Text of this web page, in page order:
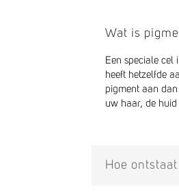
Wat is
Een speciale cel
heeft hetzelfde
pigment aan
uw haar, de
Hoe